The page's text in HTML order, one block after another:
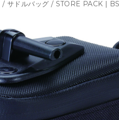
/サドルバッグ / STORE PACK |